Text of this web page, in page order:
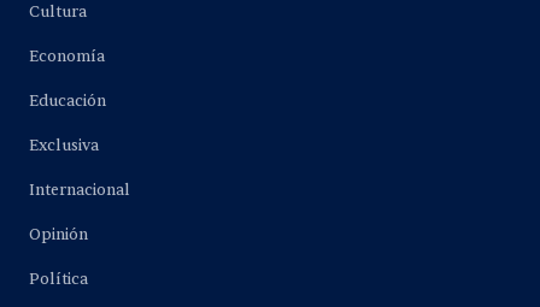
Cultura
Economía
Educación
Exclusiva
Internacional
Opinión
Política